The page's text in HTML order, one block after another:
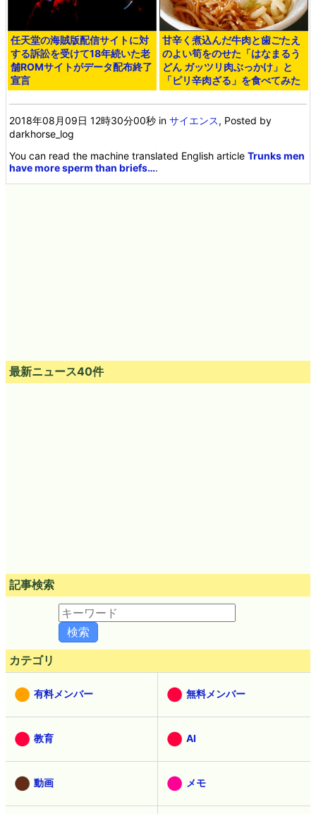
任天堂の海賊版配信サイトに対
する訴訟を受けて18年続いた老
舗ROMサイトがデータ配布終了
宣言
甘辛く煮込んだ牛肉と歯ごたえ
のよい筍をのせた「はなまるう
どん ガッツリ肉ぶっかけ」と
「ピリ辛肉ざる」を食べてみた
2018年08月09日 12時30分00秒 inサイエンス, Posted by
darkhorse_log
You can read the machine translated English articleTrunks men
have more sperm than briefs….
最新ニュース40件
記事検索
カテゴリ
有料メンバー 無料メンバー
教育 AI
動画 メモ